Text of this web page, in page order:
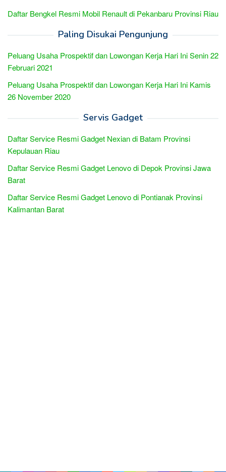
Daftar Bengkel Resmi Mobil Renault di Pekanbaru Provinsi Riau
Paling Disukai Pengunjung
Peluang Usaha Prospektif dan Lowongan Kerja Hari Ini Senin 22
Februari 2021
Peluang Usaha Prospektif dan Lowongan Kerja Hari Ini Kamis
26 November 2020
Servis Gadget
Daftar Service Resmi Gadget Nexian di Batam Provinsi
Kepulauan Riau
Daftar Service Resmi Gadget Lenovo di Depok Provinsi Jawa
Barat
Daftar Service Resmi Gadget Lenovo di Pontianak Provinsi
Kalimantan Barat